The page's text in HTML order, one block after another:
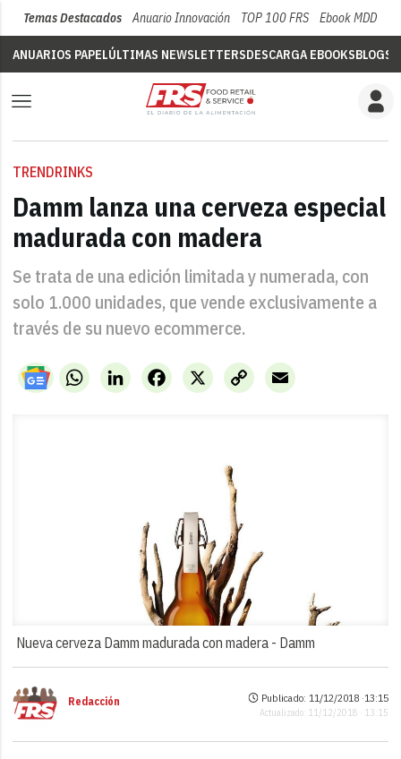
Temas Destacados Anuario Innovación TOP 100 FRS Ebook MDD
ANUARIOS PAPELÚLTIMAS NEWSLETTERSDESCARGA EBOOKSBLOGS
TRENDRINKS
Damm lanza una cerveza especial
madurada con madera
Se trata de una edición limitada y numerada, con
solo 1.000 unidades, que vende exclusivamente a
través de su nuevo ecommerce.
WhatsAppLinkedIn X
Facebook
Copy
Link
Email
Nueva cerveza Damm madurada con madera - Damm
Redacción Publicado: 11/12/2018 ·13:15
Actualizado: 11/12/2018 · 13:15